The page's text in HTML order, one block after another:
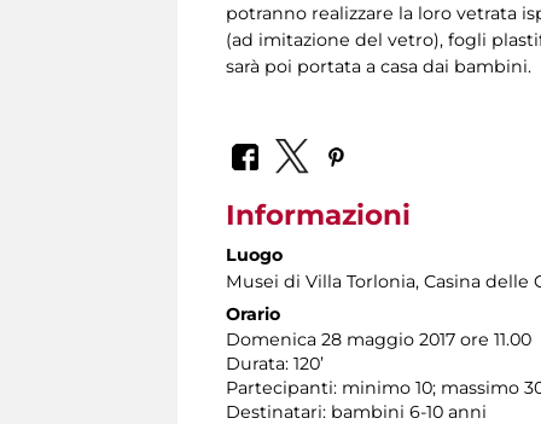
potranno realizzare la loro vetrata
(ad imitazione del vetro), fogli
sarà poi portata a casa dai bambini.
Informazioni
Luogo
Musei di Villa Torlonia, Casina delle
Orario
Domenica 28 maggio 2017 ore 11.00
Durata: 120’
Partecipanti: minimo 10; massimo
Destinatari: bambini 6-10 anni